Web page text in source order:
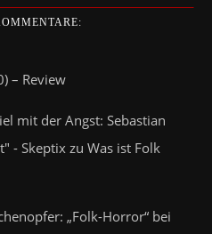
– Review
mit der Angst: Sebastian
- Skeptix zu Was ist Folk
„Folk-Horror“ bei